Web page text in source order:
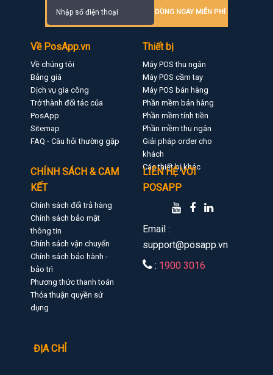
DÙNG NGAY MIỄN PHÍ
Về PosApp.vn
Về chúng tôi
Bảng giá
Dịch vụ gia công
Trở thành đối tác của
PosApp
Sitemap
FAQ - Câu hỏi thường gặp
Thiết bị
Máy POS thu ngân
Máy POS cầm tay
Máy POS bán hàng
Phần mềm bán hàng
Phần mềm tính tiền
Phần mềm thu ngân
Giải pháp order cho
khách
Các thiết bị khác
CHÍNH SÁCH & CAM
KẾT
Chính sách đổi trả hàng
Chính sách bảo mật
thông tin
Chính sách vận chuyển
Chính sách bảo hành -
bảo trì
Phương thức thanh toán
Thỏa thuận quyền sử
dụng
LIÊN HỆ VỚI
POSAPP
Email :
support@posapp.vn
: 1900 3016
ĐỊA CHỈ